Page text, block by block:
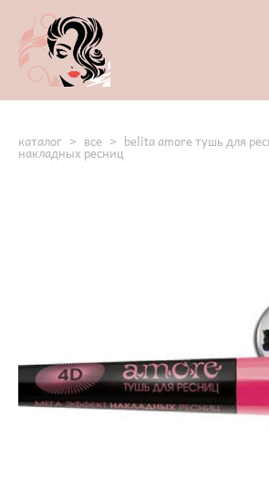
каталог > все > belita amore тушь для
накладных ресниц